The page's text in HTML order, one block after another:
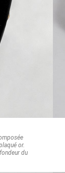
or.
du